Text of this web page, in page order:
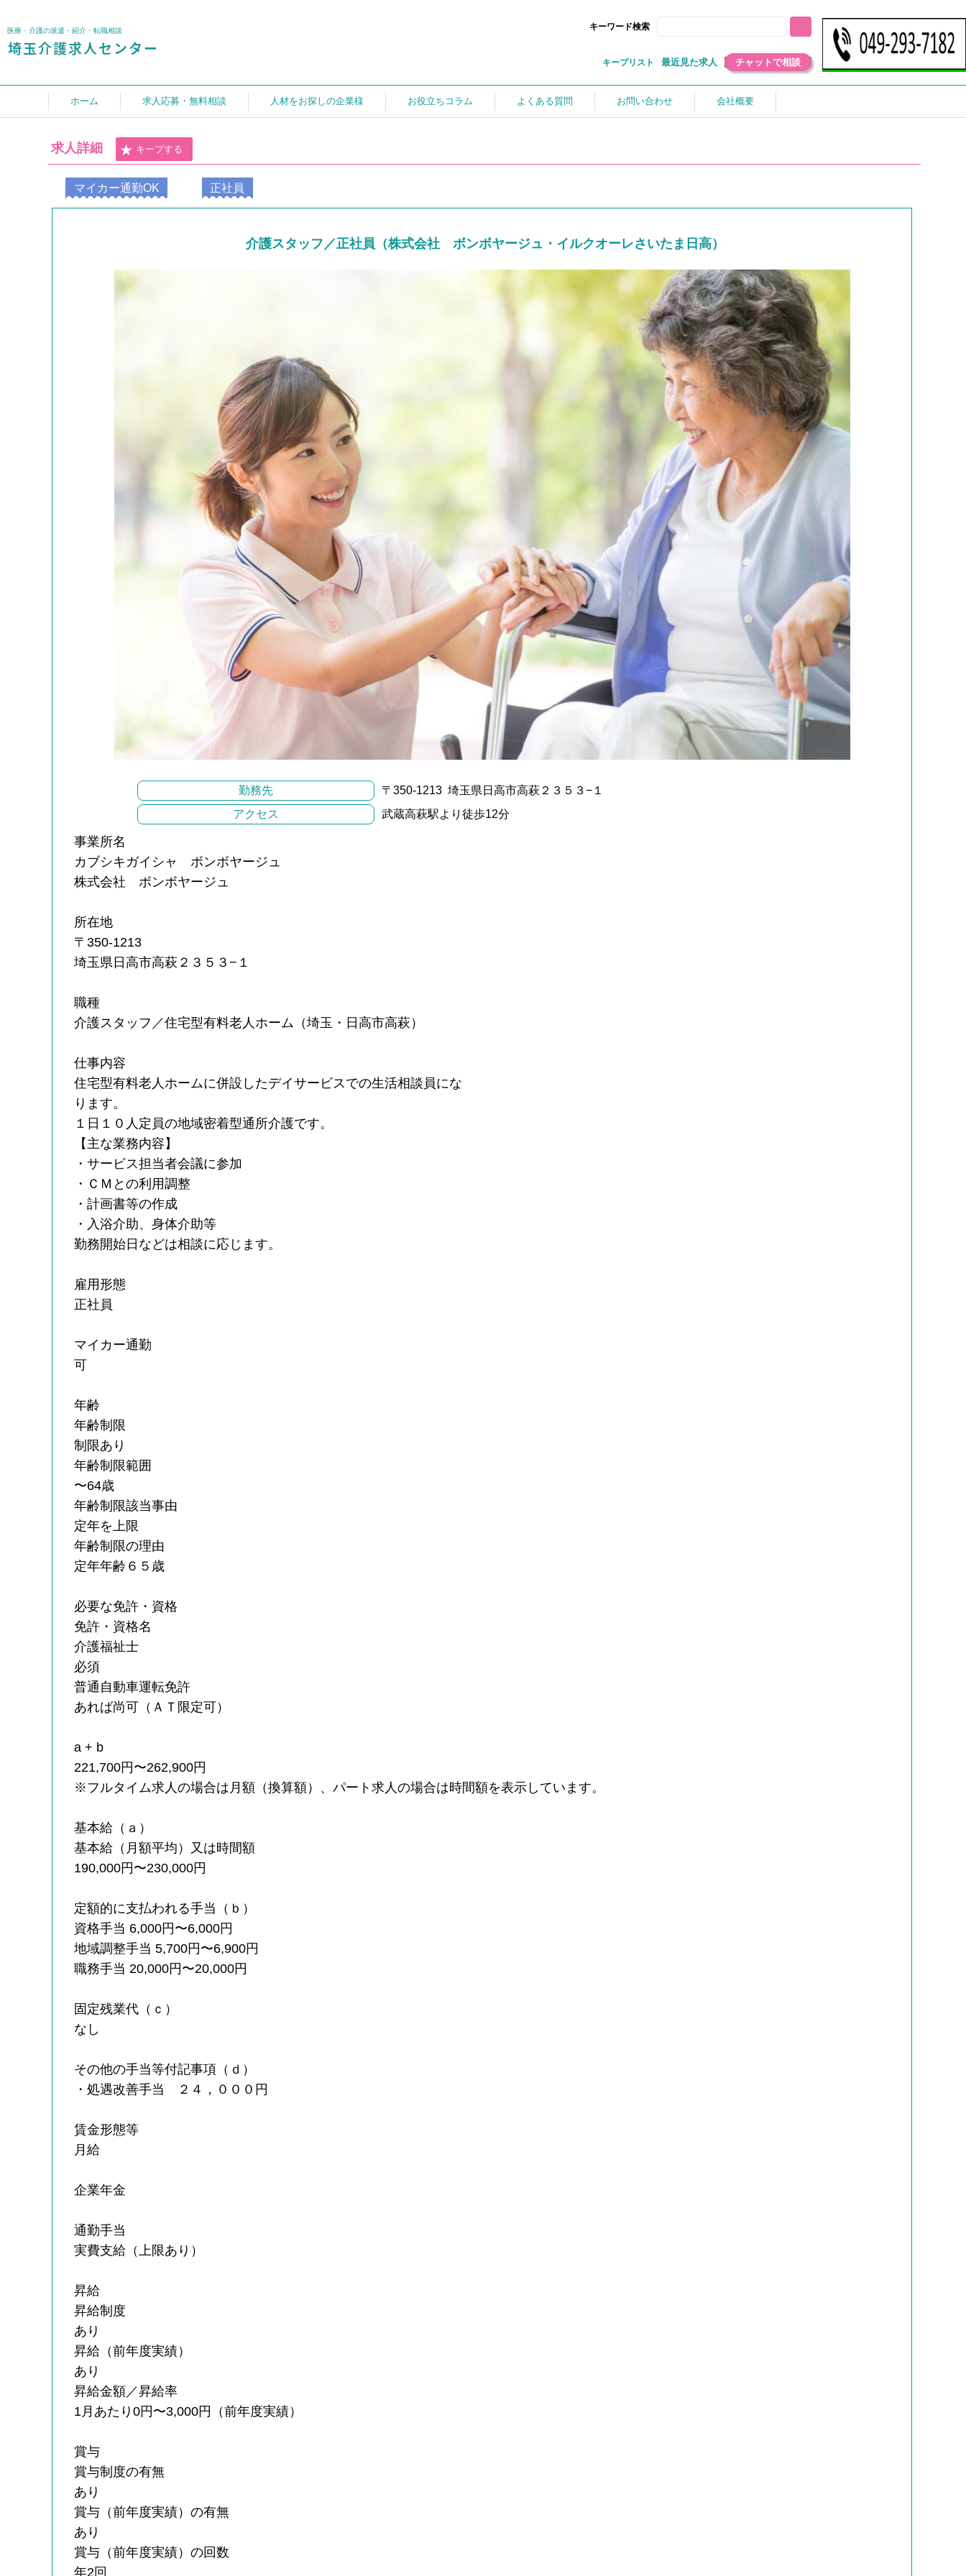
医療・介護の派遣・紹介・転職相談 キーワード検索
キープリスト 最近見た求人 チャットで相談
ホーム 求人応募・無料相談 人材をお探しの企業様 お役立ちコラム よくある質問 お問い合わせ 会社概要
求人詳細 キープする
マイカー通勤OK 正社員
介護スタッフ／正社員（株式会社 ボンボヤージュ・イルクオーレさいたま日高）
勤務先
〒350-1213 埼玉県日高市高萩２３５３−１
アクセス
武蔵高萩駅より徒歩12分
事業所名
カブシキガイシャ ボンボヤージュ
株式会社 ボンボヤージュ
所在地
〒350-1213
埼玉県日高市高萩２３５３−１
職種
介護スタッフ／住宅型有料老人ホーム（埼玉・日高市高萩）
仕事内容
住宅型有料老人ホームに併設したデイサービスでの生活相談員にな
ります。
１日１０人定員の地域密着型通所介護です。
【主な業務内容】
・サービス担当者会議に参加
・ＣＭとの利用調整
・計画書等の作成
・入浴介助、身体介助等
勤務開始日などは相談に応じます。
雇用形態
正社員
マイカー通勤
可
年齢
年齢制限
制限あり
年齢制限範囲
〜64歳
年齢制限該当事由
定年を上限
年齢制限の理由
定年年齢６５歳
必要な免許・資格
免許・資格名
介護福祉士
必須
普通自動車運転免許
あれば尚可（ＡＴ限定可）
a + b
221,700円〜262,900円
※フルタイム求人の場合は月額（換算額）、パート求人の場合は時間額を表示しています。
基本給（ａ）
基本給（月額平均）又は時間額
190,000円〜230,000円
定額的に支払われる手当（ｂ）
資格手当 6,000円〜6,000円
地域調整手当 5,700円〜6,900円
職務手当 20,000円〜20,000円
固定残業代（ｃ）
なし
その他の手当等付記事項（ｄ）
・処遇改善手当 ２４，０００円
賃金形態等
月給
企業年金
通勤手当
実費支給（上限あり）
昇給
昇給制度
あり
昇給（前年度実績）
あり
昇給金額／昇給率
1月あたり0円〜3,000円（前年度実績）
賞与
賞与制度の有無
あり
賞与（前年度実績）の有無
あり
賞与（前年度実績）の回数
年2回